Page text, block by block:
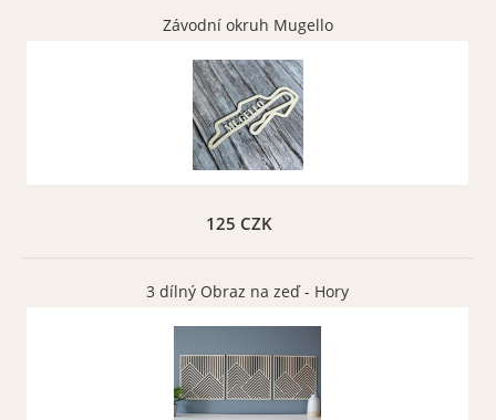
Závodní okruh Mugello
125 CZK
3 dílný Obraz na zeď - Hory